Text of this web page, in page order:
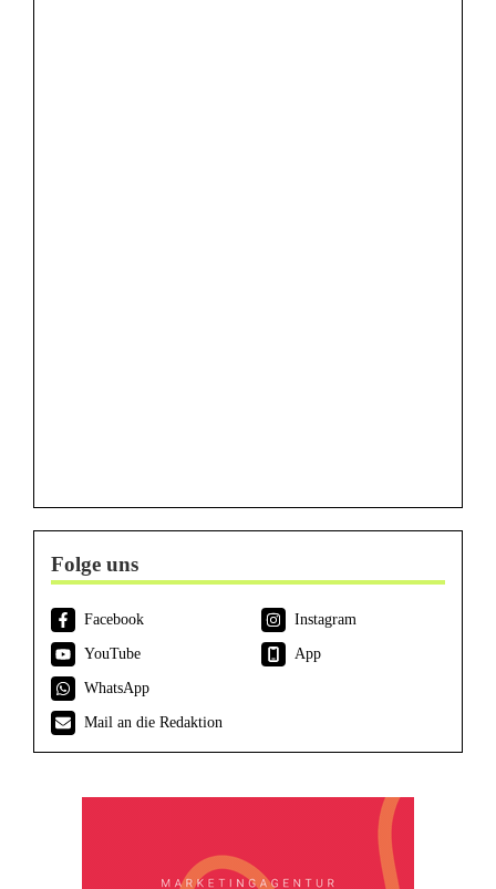
Folge uns
Facebook
Instagram
YouTube
App
WhatsApp
Mail an die Redaktion